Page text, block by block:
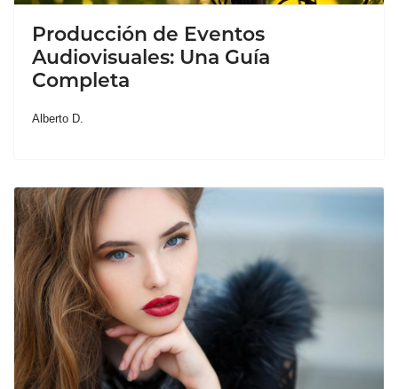
Producción de Eventos
Audiovisuales: Una Guía
Completa
Alberto D.